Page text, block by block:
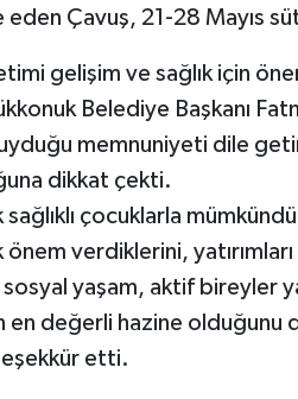
Çavuş, 21-28 Mayıs süt
gelişim ve sağlık için
Belediye Başkanı
memnuniyeti dile
dikkat çekti.
sağlıklı çocuklarla
verdiklerini,
yaşam, aktif bireyler
en değerli hazine
etti.